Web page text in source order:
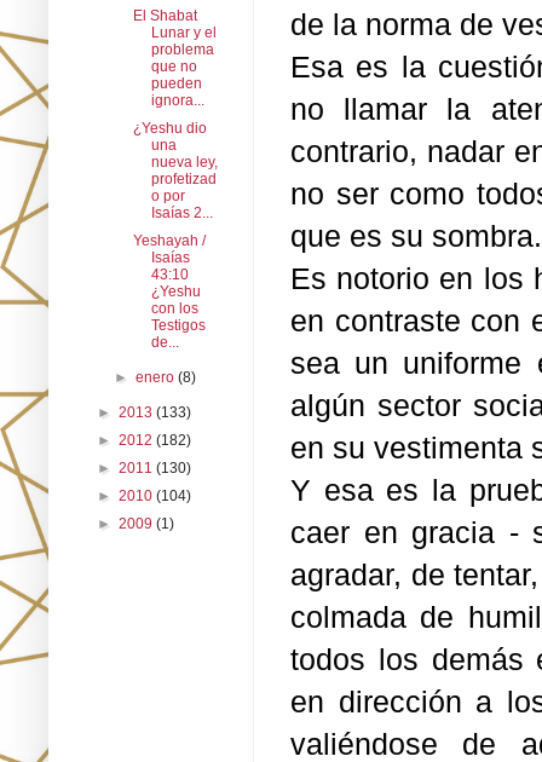
de la norma de
Esa es la
no llamar la
contrario, nadar
no ser como
que es su sombra.
Es notorio en los
en contraste con
sea un uniforme
algún sector
en su vestimenta
Y esa es la
caer en gracia -
agradar, de
colmada de
todos los demás
en dirección a
valiéndose de
El Shabat
Lunar y el
problema
que no
pueden
ignora...
¿Yeshu dio
una
nueva ley,
profetizad
o por
Isaías 2...
Yeshayah /
Isaías
43:10
¿Yeshu
con los
Testigos
de...
►enero(8)
► 2013 (133)
► 2012 (182)
► 2011 (130)
► 2010 (104)
► 2009 (1)